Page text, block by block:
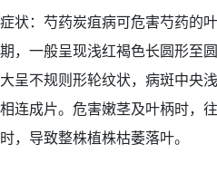
症状：芍药炭疽病可危害芍药的
期，一般呈现浅红褐色长圆形至
大呈不规则形轮纹状，病斑中央
相连成片。危害嫩茎及叶柄时，
时，导致整株植株枯萎落叶。